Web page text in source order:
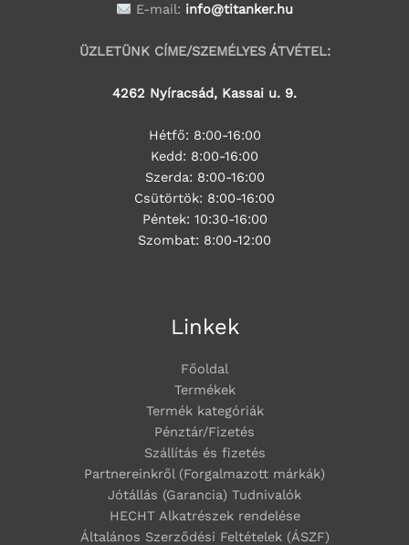
E-mail: info@titanker.hu
ÜZLETÜNK CÍME/SZEMÉLYES ÁTVÉTEL:
4262 Nyíracsád, Kassai u. 9.
Hétfő: 8:00-16:00
Kedd: 8:00-16:00
Szerda: 8:00-16:00
Csütörtök: 8:00-16:00
Péntek: 10:30-16:00
Szombat: 8:00-12:00
Linkek
Főoldal
Termékek
Termék kategóriák
Pénztár/Fizetés
Szállítás és fizetés
Partnereinkről (Forgalmazott márkák)
Jótállás (Garancia) Tudnivalók
HECHT Alkatrészek rendelése
Általános Szerződési Feltételek (ÁSZF)